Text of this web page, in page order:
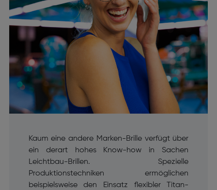
Kaum eine andere Marken-Brille verfügt über
ein derart hohes Know-how in Sachen
Leichtbau-Brillen. Spezielle
Produktionstechniken ermöglichen
beispielsweise den Einsatz flexibler Titan-